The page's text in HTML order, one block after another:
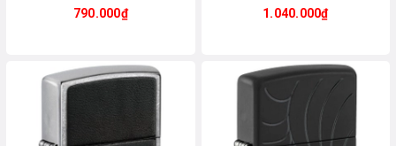
790.000₫ 1.040.000₫